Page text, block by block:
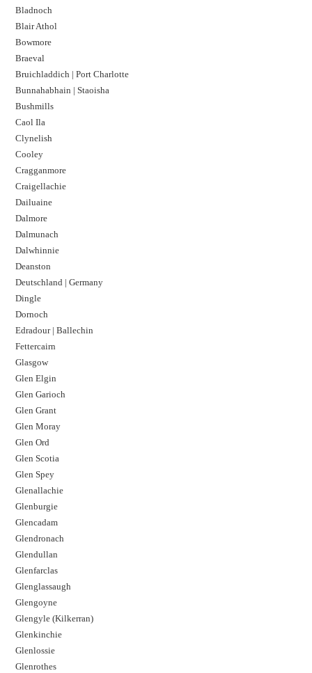
Bladnoch
Blair Athol
Bowmore
Braeval
Bruichladdich | Port Charlotte
Bunnahabhain | Staoisha
Bushmills
Caol Ila
Clynelish
Cooley
Cragganmore
Craigellachie
Dailuaine
Dalmore​
Dalmunach
Dalwhinnie
Deanston
Deutschland | Germany
Dingle
Dornoch
Edradour | Ballechin
Fettercairn
Glasgow
Glen Elgin
Glen Garioch
Glen Grant
Glen Moray
Glen Ord
Glen Scotia
Glen Spey
Glenallachie
Glenburgie
Glencadam
Glendronach
Glendullan
Glenfarclas
Glenglassaugh
Glengoyne
Glengyle (Kilkerran)
Glenkinchie
Glenlossie
Glenrothes